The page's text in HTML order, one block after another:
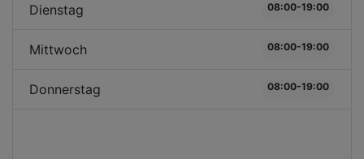
Dienstag 08:00-19:00
Mittwoch 08:00-19:00
Donnerstag 08:00-19:00